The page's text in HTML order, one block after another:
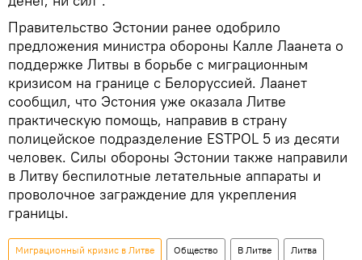
Правительство Эстонии ранее одобрило
предложения министра обороны Калле Лаанета о
поддержке Литвы в борьбе с миграционным
кризисом на границе с Белоруссией. Лаанет
сообщил, что Эстония уже оказала Литве
практическую помощь, направив в страну
полицейское подразделение ESTPOL 5 из десяти
человек. Силы обороны Эстонии также направили
в Литву беспилотные летательные аппараты и
проволочное заграждение для укрепления
границы.
Миграционный кризис в Литве Общество В Литве Литва